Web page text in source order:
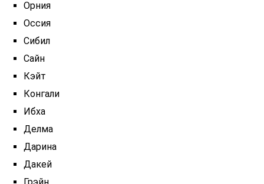
Орния
Оссия
Сибил
Сайн
Кэйт
Конгали
Ибха
Делма
Дарина
Дакей